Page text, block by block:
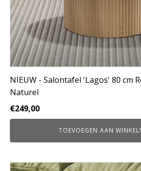
NIEUW - Salontafel 'Lagos' 80 cm
Naturel
€249,00
TOEVOEGEN AAN